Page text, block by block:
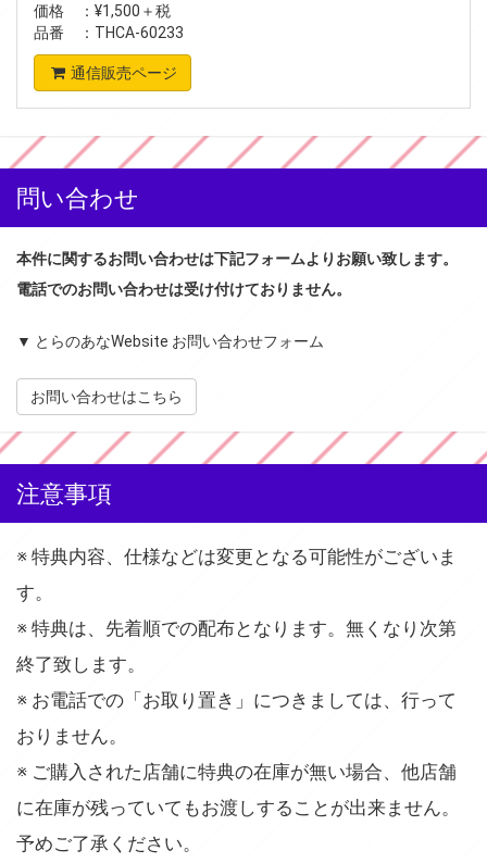
価格 ：¥1,500＋税
品番 ：THCA-60233
通信販売ページ
問い合わせ
本件に関するお問い合わせは下記フォームよりお願い致します。
電話でのお問い合わせは受け付けておりません。
▼ とらのあなWebsite お問い合わせフォーム
お問い合わせはこちら
注意事項
※ 特典内容、仕様などは変更となる可能性がございま
す。
※ 特典は、先着順での配布となります。無くなり次第
終了致します。
※ お電話での「お取り置き」につきましては、行って
おりません。
※ ご購入された店舗に特典の在庫が無い場合、他店舗
に在庫が残っていてもお渡しすることが出来ません。
予めご了承ください。